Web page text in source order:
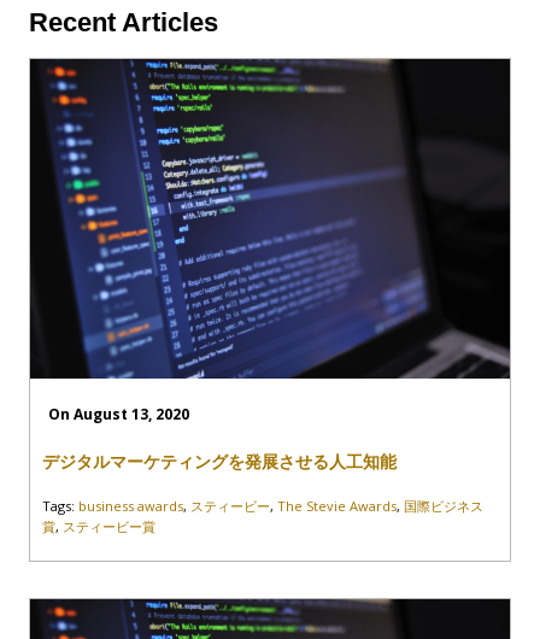
Recent Articles
On August 13, 2020
デジタルマーケティングを発展させる人工知能
Tags: business awards, スティービー, The Stevie Awards, 国際ビジネス
賞, スティービー賞